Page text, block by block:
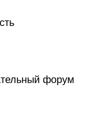
форум